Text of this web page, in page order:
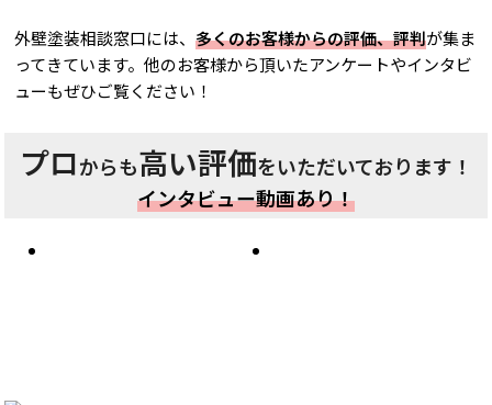
外壁塗装相談窓口には、多くのお客様からの評価、評判が集ま
ってきています。他のお客様から頂いたアンケートやインタビ
ューもぜひご覧ください！
プロからも高い評価をいただいております！
インタビュー動画あり！